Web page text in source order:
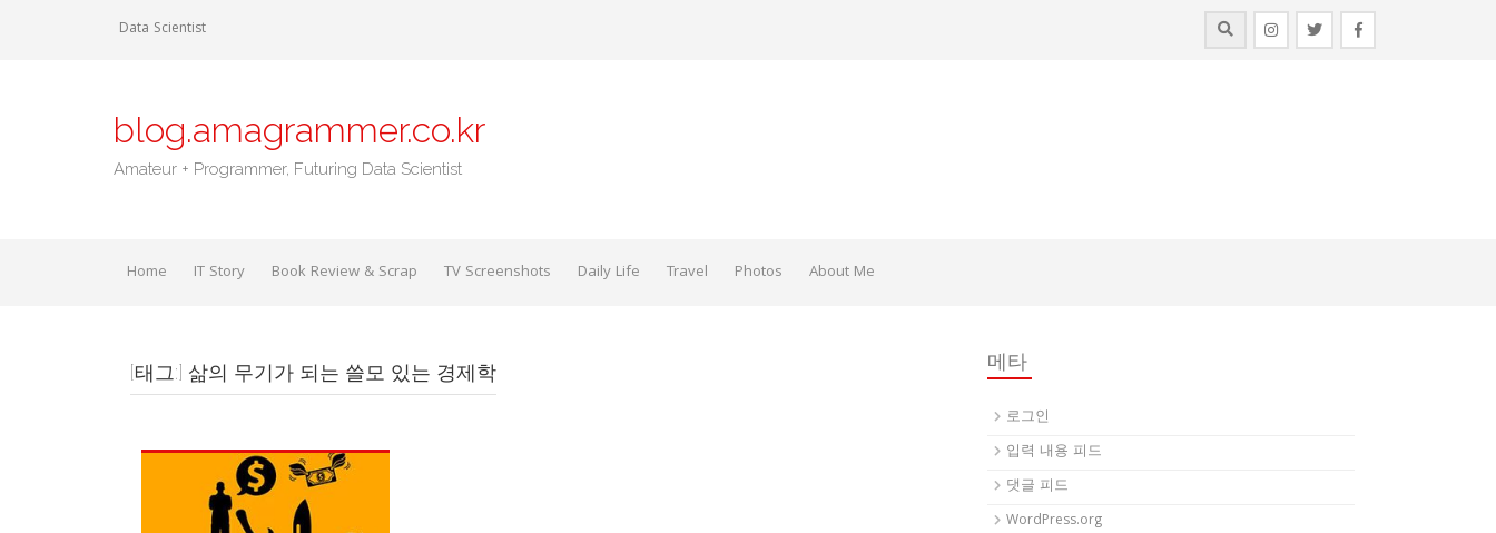
Data Scientist
blog.amagrammer.co.kr
Amateur + Programmer, Futuring Data Scientist
Home IT Story Book Review & Scrap TV Screenshots Daily Life Travel Photos About Me
[태그:] 삶의 무기가 되는 쓸모 있는 경제학 메타
로그인
입력 내용 피드
댓글 피드
WordPress.org